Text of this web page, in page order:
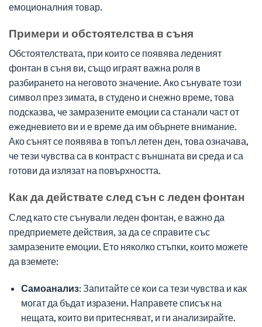
емоционалния товар.
Примери и обстоятелства в съня
Обстоятелствата, при които се появява леденият
фонтан в съня ви, също играят важна роля в
разбирането на неговото значение. Ако сънувате този
символ през зимата, в студено и снежно време, това
подсказва, че замразените емоции са станали част от
ежедневието ви и е време да им обърнете внимание.
Ако сънят се появява в топъл летен ден, това означава,
че тези чувства са в контраст с външната ви среда и са
готови да излязат на повърхността.
Как да действате след сън с леден фонтан
След като сте сънували леден фонтан, е важно да
предприемете действия, за да се справите със
замразените емоции. Ето няколко стъпки, които можете
да вземете:
Самоанализ:Запитайте се кои са тези чувства и как
могат да бъдат изразени. Направете списък на
нещата, които ви притесняват, и ги анализирайте.